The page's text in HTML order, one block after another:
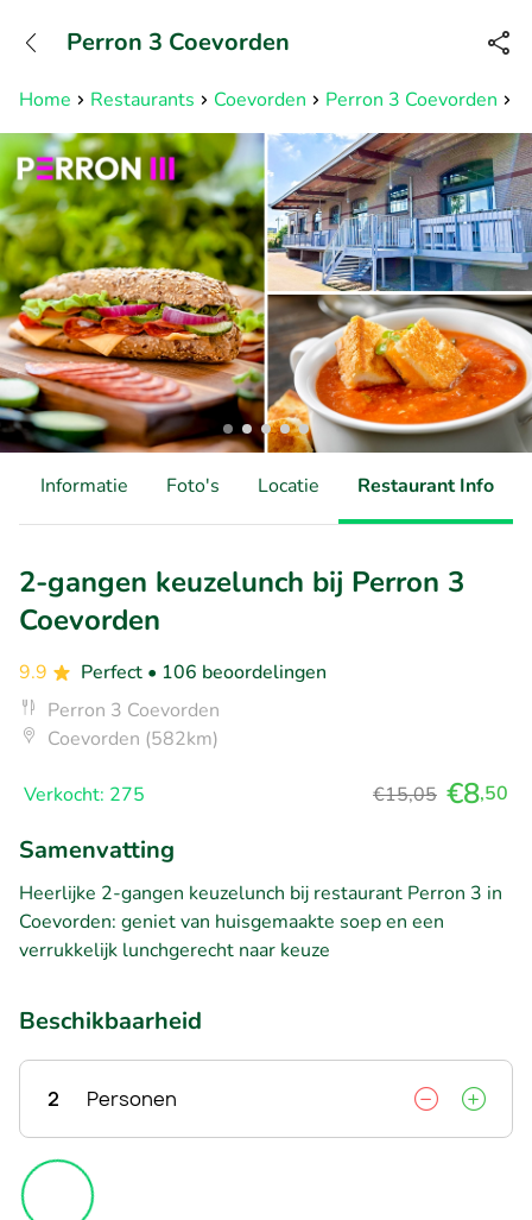
Bereikbaar tot 23:00 uur
Home Restaurants Coevorden Perron 3 Coevorden
Perron 3 Coevorden
Informatie Foto's Locatie Restaurant Info
2-gangen keuzelunch bij Perron 3
Coevorden
9.9 Perfect • 106 beoordelingen
Perron 3 Coevorden
Coevorden (582km)
Verkocht: 275 €15,05 €8,50
Samenvatting
Heerlijke 2-gangen keuzelunch bij restaurant Perron 3 in
Coevorden: geniet van huisgemaakte soep en een
verrukkelijk lunchgerecht naar keuze
Beschikbaarheid
2 Personen